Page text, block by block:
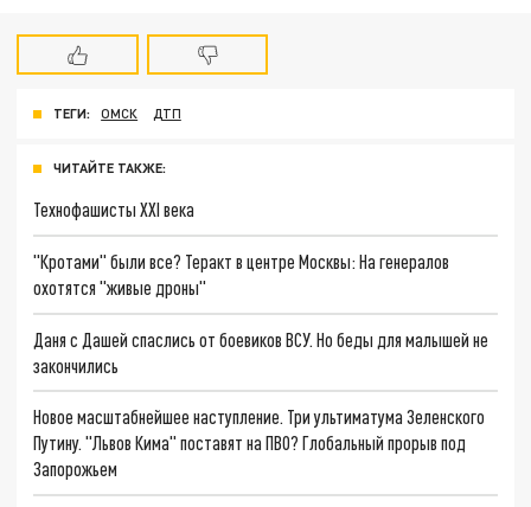
ТЕГИ: ОМСК ДТП
ЧИТАЙТЕ ТАКЖЕ:
Технофашисты XXI века
"Кротами" были все? Теракт в центре Москвы: На генералов
охотятся "живые дроны"
Даня с Дашей спаслись от боевиков ВСУ. Но беды для малышей не
закончились
Новое масштабнейшее наступление. Три ультиматума Зеленского
Путину. "Львов Кима" поставят на ПВО? Глобальный прорыв под
Запорожьем